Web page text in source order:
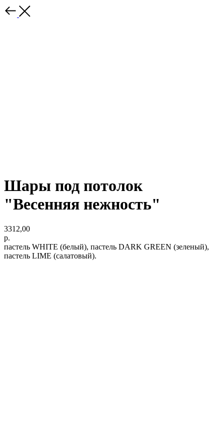
Шары под потолок
"Весенняя нежность"
3312,00
р.
пастель WHITE (белый), пастель DARK GREEN (зеленый),
пастель LIME (салатовый).